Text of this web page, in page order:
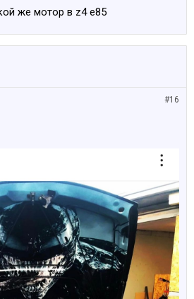
же мотор в z4 e85
#16